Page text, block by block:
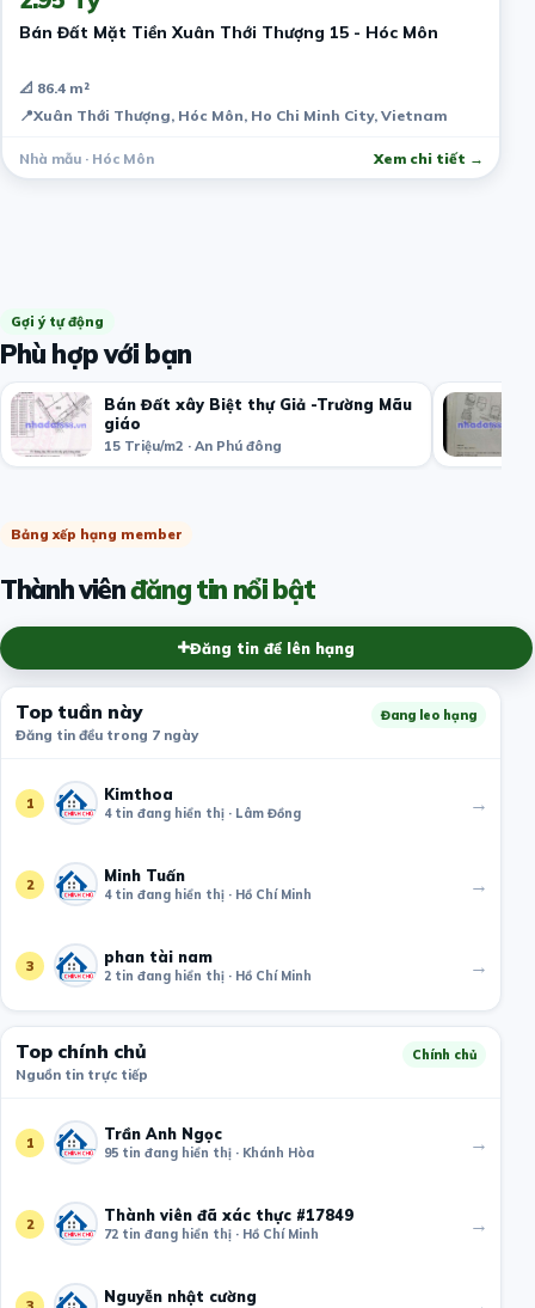
Bán Đất Mặt Tiền Xuân Thới Thượng 15 - Hóc Môn
📐 86.4 m²
📍Xuân Thới Thượng, Hóc Môn, Ho Chi Minh City, Vietnam
Nhà mẫu · Hóc Môn Xem chi tiết →
Gợi ý tự động
Phù hợp với bạn
Bán Đất xây Biệt thự Giả -Trường Mãu
giáo
15 Triệu/m2 · An Phú đông
Bảng xếp hạng member
Thành viênđăng tin nổi bật
Đăng tin để lên hạng
Top tuần này
Đăng tin đều trong 7 ngày
Đang leo hạng
1 Kimthoa
4 tin đang hiển thị · Lâm Đồng →
2 Minh Tuấn
4 tin đang hiển thị · Hồ Chí Minh →
3 phan tài nam
2 tin đang hiển thị · Hồ Chí Minh →
Top chính chủ
Nguồn tin trực tiếp
Chính chủ
1 Trần Anh Ngọc
95 tin đang hiển thị · Khánh Hòa →
2 Thành viên đã xác thực #17849
72 tin đang hiển thị · Hồ Chí Minh →
Nguyễn nhật cường